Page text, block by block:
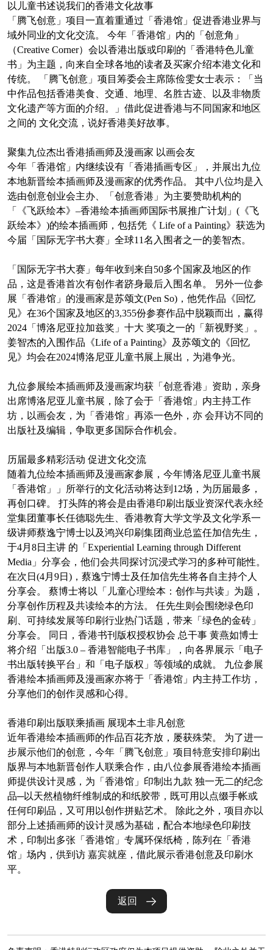
以儿童书述说我们的香港文化故事
「腾飞创意」项目一直着重通过「香港馆」促进香港业界与
域外同业的文化交流。 今年「香港馆」内的「创意角」
（Creative Corner）会以香港出版或印刷的「香港特色儿童
书」为主题，向来自全球各地的读者及买家介绍本港文化和
传统。 「腾飞创意」项目筹委会主席陈俭雯女士表示：「当
中作品包括香港美食、交通、地理、名胜古迹、以及非物质
文化遗产等方面的介绍。」借此促进香港与不同国家和地区
之间的 文化交流，说好香港美好故事。
聚集九位杰出香港插画师及漫画家 以画会友
今年「香港馆」内继续设有「香港插画专区」，并展出九位
本地新晋绘本插画师及漫画家的优秀作品。 其中八位均是入
选由创意创业会主办、「创意香港」为主要赞助机构的
「《飞跃绘本》–香港绘本插画师国际书展推广计划」(《飞
跃绘本》)的绘本插画师，包括凭《 Life of a Painting》获选为
今届「国际无字书大赛」全球11名入围者之一的姜智杰。
「国际无字书大赛」每年收到来自50多个国家及地区的作
品，这是香港首次有创作者跻身最后入围名单。 另外一位参
展「香港馆」的漫画家是苏颂文(Pen So)，他凭作品《回忆
见》在36个国家及地区的3,355份参赛作品中脱颖而出，赢得
2024「博洛尼亚拉加兹奖」十大 奖项之一的「新视野奖」。
姜智杰的入围作品《Life of a Painting》及苏颂文的《回忆
见》均会在2024博洛尼亚儿童书展上展出，为港争光。
九位参展绘本插画师及漫画家均获「创意香港」资助，亲身
出席博洛尼亚儿童书展，除了会于「香港馆」内主持工作
坊，以画会友，为「香港馆」再添一色外，亦 会拜访不同的
出版社及编辑，争取更多国际合作机会。
历届最多精彩活动 促进文化交流
随着九位绘本插画师及漫画家参展，今年博洛尼亚儿童书展
「香港馆」」所举行的文化活动将达到12场，为历届最多，
再创口碑。 打头阵的将会是由香港印刷出版业资深代表永经
堂集团董事长任德聪先生、香港教育大学文学及文化学系一
级讲师蔡逸宁博士以及鸿兴印刷集团商业总监任加信先生，
于4月8日主讲 的「Experiential Learning through Different
Media」分享会，他们会共同探讨沉浸式学习的多种可能性。
在次日(4月9日)，蔡逸宁博士及任加信先生将各自主持个人
分享会。 蔡博士将以「儿童心理绘本：创作与共读」为题，
分享创作历程及共读绘本的方法。 任先生则会围绕绿色印
刷、可持续发展等印刷行业热门话题，带来「绿色的金砖」
分享会。 同日，香港书刊版权授权协会 总干事 黄燕如博士
将介绍「出版3.0 – 香港智能电子书库」，向各界展示「电子
书出版转换平台」和「电子版权」等领域的成就。 九位参展
香港绘本插画师及漫画家亦将于「香港馆」内主持工作坊，
分享他们的创作灵感和心得。
香港印刷出版联乘插画 展现本土非凡创意
近年香港绘本插画师的作品百花齐放，屡获殊荣。 为了进一
步展示他们的创意，今年「腾飞创意」项目特意安排印刷出
版界与本地新晋创作人联乘合作，由八位参展香港绘本插画
师提供设计灵感，为「香港馆」印制出九款 独一无二的纪念
品─以天然植物纤维制成的和纸胶带，既可用以点缀手帐或
任何印刷品，又可用以创作拼贴艺术。 除此之外，项目亦以
部分上述插画师的设计灵感为基础，配合本地绿色印刷技
术，印制出多张「香港馆」专属环保纸椅，陈列在「香港
馆」场内，供到访 嘉宾就座，借此展示香港创意及印刷水
平。
返回